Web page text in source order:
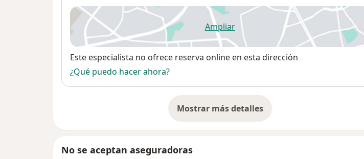
Ampliarse abre en una nueva pestaña
Disponibilidad
Este especialista no ofrece reserva online en esta dirección
¿Qué puedo hacer ahora?
Mostrar más detalles
sobre la dirección
No se aceptan aseguradoras